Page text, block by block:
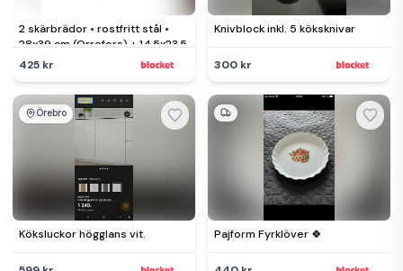
2 skärbrädor • rostfritt stål •
28x39 cm (Orrefors) + 14,5x23,5
425 kr
Knivblock inkl. 5 köksknivar
300 kr
Örebro
Köksluckor högglans vit. Pajform Fyrklöver 🍀